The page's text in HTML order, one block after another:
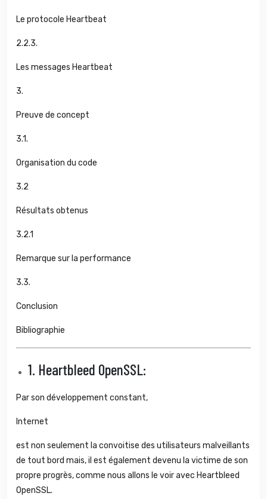
Le protocole Heartbeat
2.2.3.
Les messages Heartbeat
3.
Preuve de concept
3.1.
Organisation du code
3.2
Résultats obtenus
3.2.1
Remarque sur la performance
3.3.
Conclusion
Bibliographie
1. Heartbleed OpenSSL:
Par son développement constant,
Internet
est non seulement la convoitise des utilisateurs malveillants
de tout bord mais, il est également devenu la victime de son
propre progrès, comme nous allons le voir avec Heartbleed
OpenSSL.